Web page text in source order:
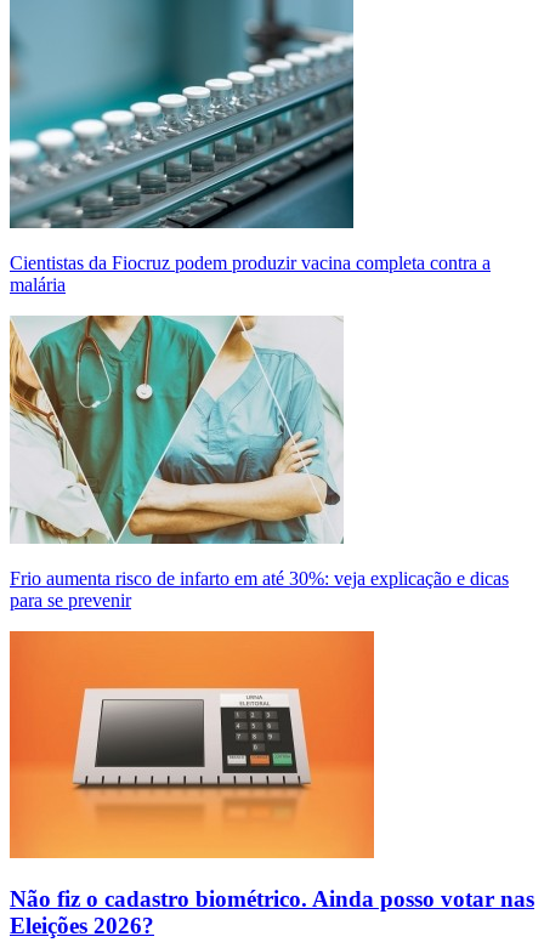
Cientistas da Fiocruz podem produzir vacina completa contra a
malária
Frio aumenta risco de infarto em até 30%: veja explicação e dicas
para se prevenir
Não fiz o cadastro biométrico. Ainda posso votar nas
Eleições 2026?